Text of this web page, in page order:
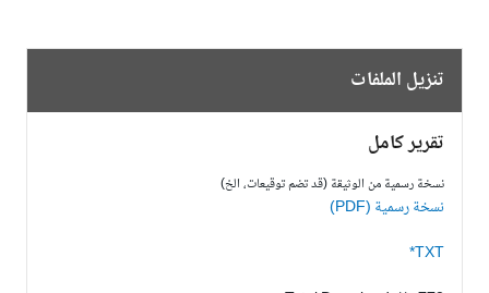
تنزيل الملفات
تقرير كامل
نسخة رسمية من الوثيقة (قد تضم توقيعات، الخ)
نسخة رسمية (PDF)
TXT*